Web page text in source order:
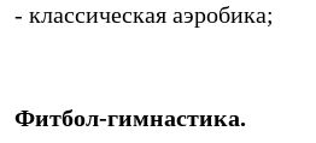
- классическая аэробика;
Фитбол-гимнастика.